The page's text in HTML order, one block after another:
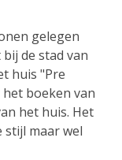
gelegen
de stad van
huis "Pre
boeken van
het huis. Het
maar wel